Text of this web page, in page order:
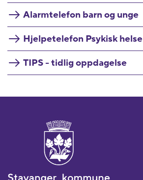
Alarmtelefon barn og unge
Hjelpetelefon Psykisk helse
TIPS - tidlig oppdagelse